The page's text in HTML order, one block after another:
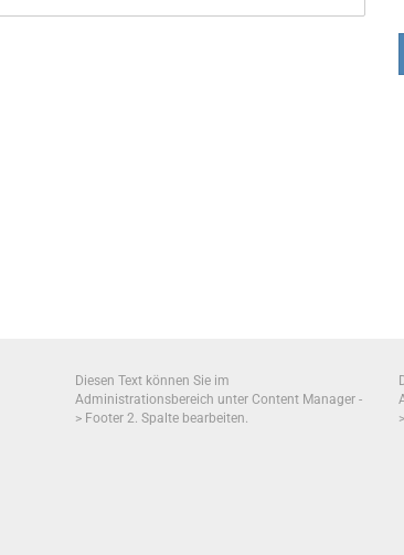
Diesen Text können Sie im
Administrationsbereich unter Content Manager -
> Footer 2. Spalte bearbeiten.